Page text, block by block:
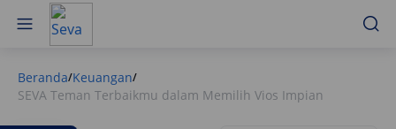
Beranda/Keuangan/
SEVA Teman Terbaikmu dalam Memilih Vios Impian